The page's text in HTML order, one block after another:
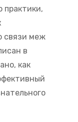
практики,
связи меж
в
как